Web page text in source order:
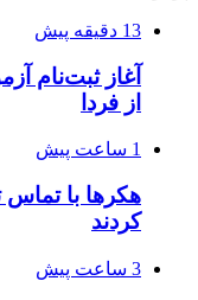
13 دقیقه پیش
آغاز ثبت‌نام‌
از فردا
1 ساعت پیش
هکرها با
کردند
3 ساعت پیش